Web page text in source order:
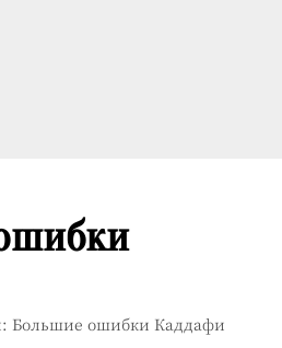
Большие ошибки Каддафи